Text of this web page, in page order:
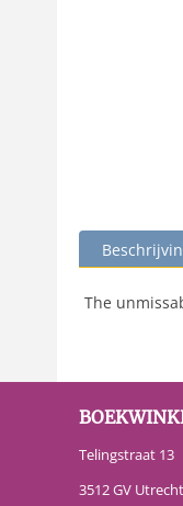
The
Telingstraat 13
3512 GV Utrecht